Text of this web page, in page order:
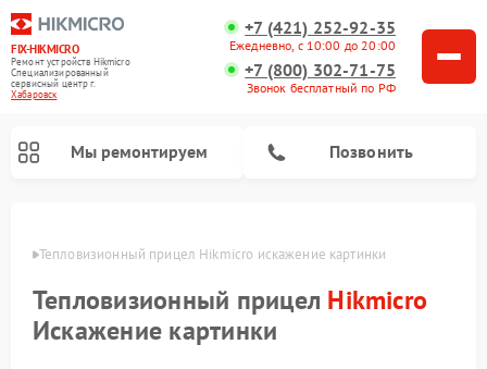
FIX-HIKMICRO
Ремонт устройств Hikmicro
Специализированный
cервисный центр г.
Хабаровск
+7 (421) 252-92-35
Ежедневно, с 10:00 до 20:00
+7 (800) 302-71-75
Звонок бесплатный по РФ
Мы ремонтируем Позвонить
Тепловизионный прицел Hikmicro искажение картинки
Тепловизионный прицел Hikmicro
Искажение картинки